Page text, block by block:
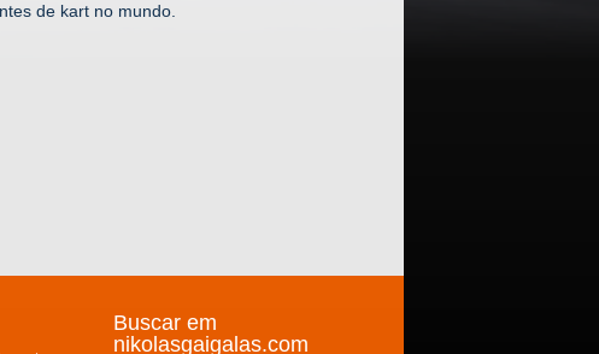
de kart no mundo.
Buscar em
nikolasgaigalas.com